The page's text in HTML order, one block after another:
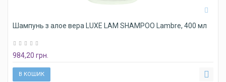
Шампунь з алое вера LUXE LAM SHAMPOO Lambre, 400 мл
984,20 грн.
В КОШИК